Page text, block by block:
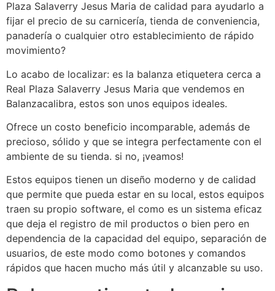
Plaza Salaverry Jesus Maria de calidad para ayudarlo a
fijar el precio de su carnicería, tienda de conveniencia,
panadería o cualquier otro establecimiento de rápido
movimiento?
Lo acabo de localizar: es la balanza etiquetera cerca a
Real Plaza Salaverry Jesus Maria que vendemos en
Balanzacalibra, estos son unos equipos ideales.
Ofrece un costo beneficio incomparable, además de
precioso, sólido y que se integra perfectamente con el
ambiente de su tienda. si no, ¡veamos!
Estos equipos tienen un diseño moderno y de calidad
que permite que pueda estar en su local, estos equipos
traen su propio software, el como es un sistema eficaz
que deja el registro de mil productos o bien pero en
dependencia de la capacidad del equipo, separación de
usuarios, de este modo como botones y comandos
rápidos que hacen mucho más útil y alcanzable su uso.